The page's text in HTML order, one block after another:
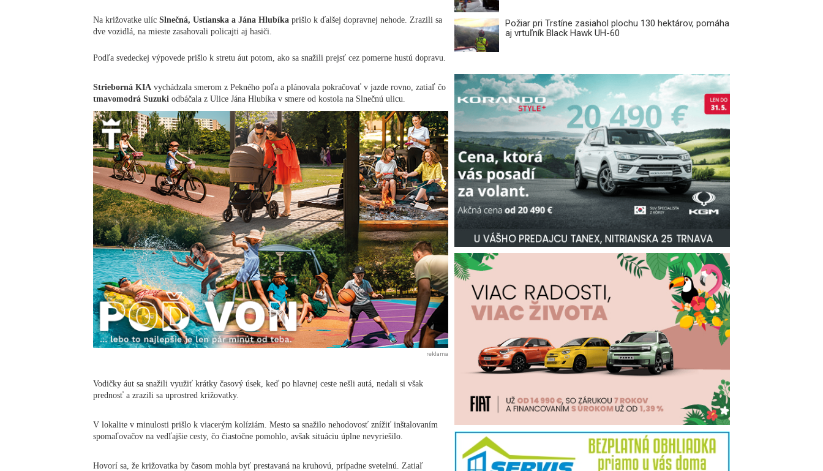
Na križovatke ulíc Slnečná, Ustianska a Jána Hlubíka prišlo k ďalšej dopravnej nehode. Zrazili sa
dve vozidlá, na mieste zasahovali policajti aj hasiči.
Podľa svedeckej výpovede prišlo k stretu áut potom, ako sa snažili prejsť cez pomerne hustú dopravu.
Strieborná KIA vychádzala smerom z Pekného poľa a plánovala pokračovať v jazde rovno, zatiaľ čo
tmavomodrá Suzuki odbáčala z Ulice Jána Hlubíka v smere od kostola na Slnečnú ulicu.
reklama
Vodičky áut sa snažili využiť krátky časový úsek, keď po hlavnej ceste nešli autá, nedali si však
prednosť a zrazili sa uprostred križovatky.
V lokalite v minulosti prišlo k viacerým kolíziám. Mesto sa snažilo nehodovosť znížiť inštalovaním
spomaľovačov na vedľajšie cesty, čo čiastočne pomohlo, avšak situáciu úplne nevyriešilo.
Hovorí sa, že križovatka by časom mohla byť prestavaná na kruhovú, prípadne svetelnú. Zatiaľ
Požiar pri Trstíne zasiahol plochu 130 hektárov, pomáha
aj vrtuľník Black Hawk UH-60